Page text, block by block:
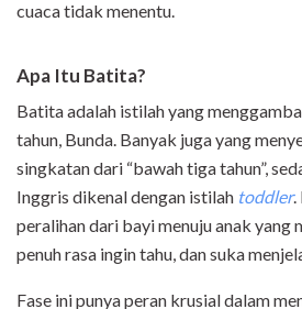
cuaca tidak menentu.
Apa Itu Batita?
Batita adalah istilah yang
tahun, Bunda. Banyak juga yang
singkatan dari “bawah tiga tahun”,
Inggris dikenal dengan istilah toddler.
peralihan dari bayi menuju anak yang
penuh rasa ingin tahu, dan suka
Fase ini punya peran krusial dalam